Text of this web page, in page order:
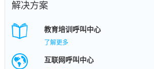
解决方案
教育培训呼叫中心
了解更多
互联网呼叫中心